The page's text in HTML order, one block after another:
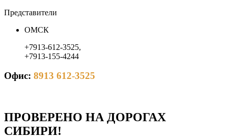
Представители
ОМСК
+7913-612-3525,
+7913-155-4244
Офис: 8913 612-3525
ПРОВЕРЕНО НА ДОРОГАХ
СИБИРИ!